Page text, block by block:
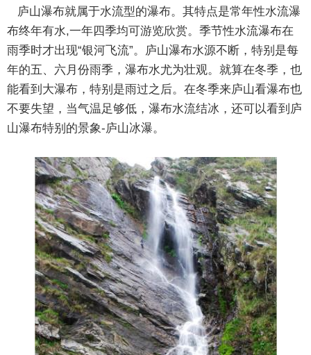
庐山瀑布就属于水流型的瀑布。其特点是常年性水流瀑
布终年有水,一年四季均可游览欣赏。季节性水流瀑布在
雨季时才出现“银河飞流”。庐山瀑布水源不断，特别是每
年的五、六月份雨季，瀑布水尤为壮观。就算在冬季，也
能看到大瀑布，特别是雨过之后。在冬季来庐山看瀑布也
不要失望，当气温足够低，瀑布水流结冰，还可以看到庐
山瀑布特别的景象-庐山冰瀑。